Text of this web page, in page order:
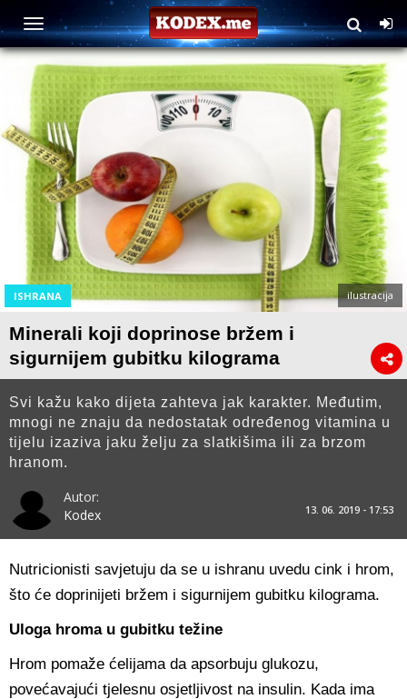
ISHRANA ilustracija
Minerali koji doprinose bržem i
sigurnijem gubitku kilograma
Svi kažu kako dijeta zahteva jak karakter. Međutim,
mnogi ne znaju da nedostatak određenog vitamina u
tijelu izaziva jaku želju za slatkišima ili za brzom
hranom.
Autor:
Kodex
13. 06. 2019 - 17:53
Nutricionisti savjetuju da se u ishranu uvedu cink i hrom,
što će doprinijeti bržem i sigurnijem gubitku kilograma.
Uloga hroma u gubitku težine
Hrom pomaže ćelijama da apsorbuju glukozu,
povećavajući tjelesnu osjetljivost na insulin. Kada ima